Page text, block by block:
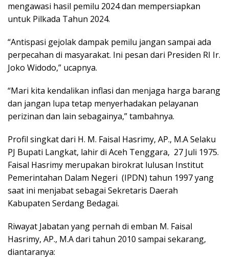
mengawasi hasil pemilu 2024 dan mempersiapkan
untuk Pilkada Tahun 2024.
“Antispasi gejolak dampak pemilu jangan sampai ada
perpecahan di masyarakat. Ini pesan dari Presiden RI Ir.
Joko Widodo,” ucapnya.
“Mari kita kendalikan inflasi dan menjaga harga barang
dan jangan lupa tetap menyerhadakan pelayanan
perizinan dan lain sebagainya,” tambahnya.
Profil singkat dari H. M. Faisal Hasrimy, AP., M.A Selaku
PJ Bupati Langkat, lahir di Aceh Tenggara, 27 Juli 1975.
Faisal Hasrimy merupakan birokrat lulusan Institut
Pemerintahan Dalam Negeri (IPDN) tahun 1997 yang
saat ini menjabat sebagai Sekretaris Daerah
Kabupaten Serdang Bedagai.
Riwayat Jabatan yang pernah di emban M. Faisal
Hasrimy, AP., M.A dari tahun 2010 sampai sekarang,
diantaranya: